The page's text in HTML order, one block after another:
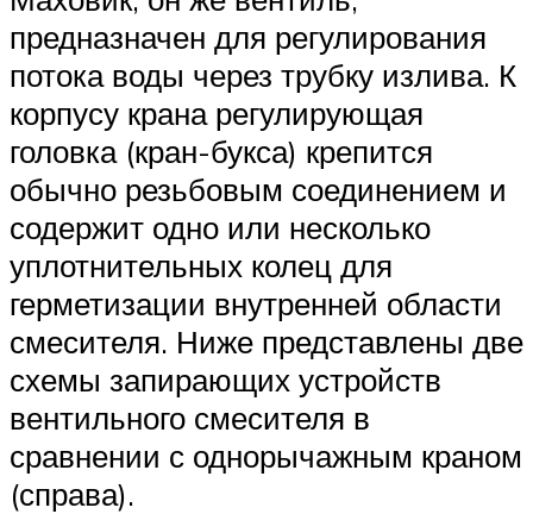
предназначен для регулирования
потока воды через трубку излива. К
корпусу крана регулирующая
головка (кран-букса) крепится
обычно резьбовым соединением и
содержит одно или несколько
уплотнительных колец для
герметизации внутренней области
смесителя. Ниже представлены две
схемы запирающих устройств
вентильного смесителя в
сравнении с однорычажным краном
(справа).